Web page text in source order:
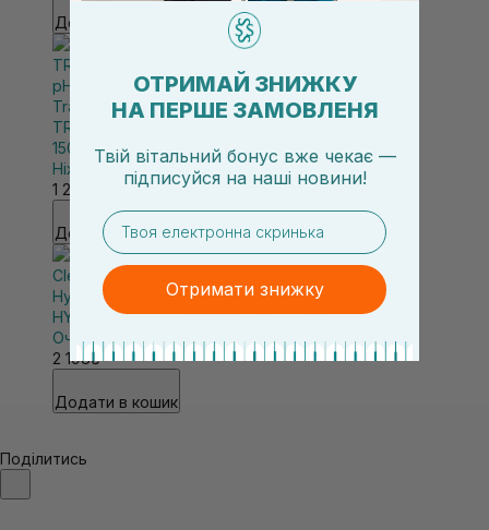
Додати в кошик
Transparent-Lab
TRANSPARENT-LAB Rose Calming Cleanser pH 5.5
150 мл
Ніжний гель для очищення для обличчя
1 209₴
Додати в кошик
HydroPeptide
HYDROPEPTIDE Cleansing Gel 200 мл
Очищувальний гель 3в1
2 198₴
Додати в кошик
Поділитись
ОТРИМАЙ ЗНИЖКУ
НА ПЕРШЕ ЗАМОВЛЕНЯ
Твій вітальний бонус вже чекає —
підписуйся на наші новини!
email
Отримати знижку